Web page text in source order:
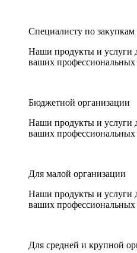
Специалисту по закупкам
Наши продукты и услуги
ваших профессиональных
Бюджетной организации
Наши продукты и услуги
ваших профессиональных
Для малой организации
Наши продукты и услуги
ваших профессиональных
Для средней и крупной